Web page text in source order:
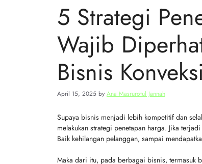
5 Strategi
Wajib
Bisnis Konveksi
April 15, 2025 by Ana Masrurotul Jannah
Supaya bisnis menjadi lebih kompetitif dan
melakukan strategi penetapan harga. Jika
Baik kehilangan pelanggan, sampai
Maka dari itu, pada berbagai bisnis, termasuk